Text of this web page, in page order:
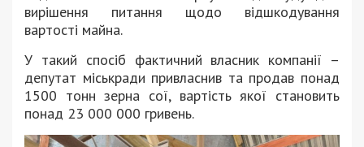
вирішення питання щодо відшкодування
вартості майна.
У такий спосіб фактичний власник компанії –
депутат міськради привласнив та продав понад
1500 тонн зерна сої, вартість якої становить
понад 23 000 000 гривень.